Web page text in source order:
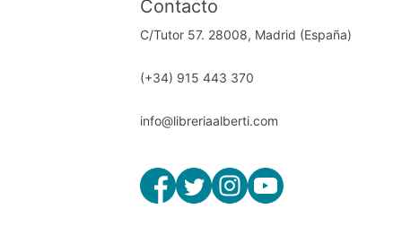
Contacto
C/Tutor 57. 28008, Madrid (España)
(+34) 915 443 370
info@libreriaalberti.com